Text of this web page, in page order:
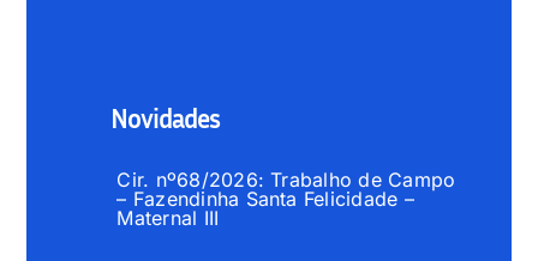
Novidades
Cir. nº68/2026: Trabalho de Campo
– Fazendinha Santa Felicidade –
Maternal III